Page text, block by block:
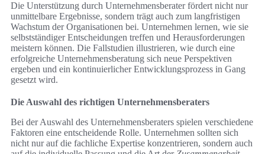
Die Unterstützung durch Unternehmensberater fördert nicht nur
unmittelbare Ergebnisse, sondern trägt auch zum langfristigen
Wachstum der Organisationen bei. Unternehmen lernen, wie sie
selbstständiger Entscheidungen treffen und Herausforderungen
meistern können. Die Fallstudien illustrieren, wie durch eine
erfolgreiche Unternehmensberatung sich neue Perspektiven
ergeben und ein kontinuierlicher Entwicklungsprozess in Gang
gesetzt wird.
Die Auswahl des richtigen Unternehmensberaters
Bei der Auswahl des Unternehmensberaters spielen verschiedene
Faktoren eine entscheidende Rolle. Unternehmen sollten sich
nicht nur auf die fachliche Expertise konzentrieren, sondern auch